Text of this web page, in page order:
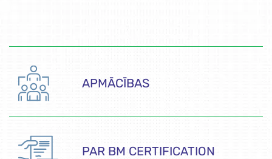
APMĀCĪBAS
PAR BM CERTIFICATION